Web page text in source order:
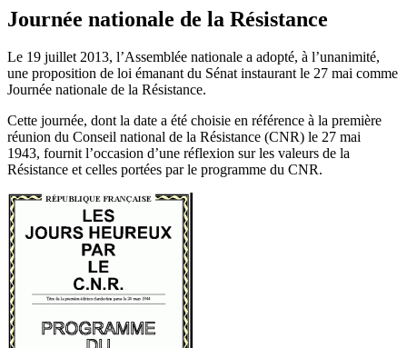
Journée nationale de la Résistance
Le 19 juillet 2013, l’Assemblée nationale a adopté, à l’unanimité,
une proposition de loi émanant du Sénat instaurant le 27 mai comme
Journée nationale de la Résistance.
Cette journée, dont la date a été choisie en référence à la première
réunion du Conseil national de la Résistance (CNR) le 27 mai
1943, fournit l’occasion d’une réflexion sur les valeurs de la
Résistance et celles portées par le programme du CNR.